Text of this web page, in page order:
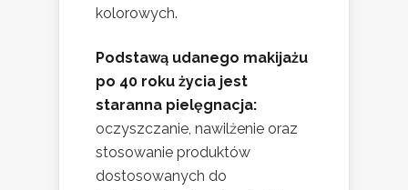
kolorowych.
Podstawą udanego makijażu
po 40 roku życia jest
staranna pielęgnacja:
oczyszczanie, nawilżenie oraz
stosowanie produktów
dostosowanych do